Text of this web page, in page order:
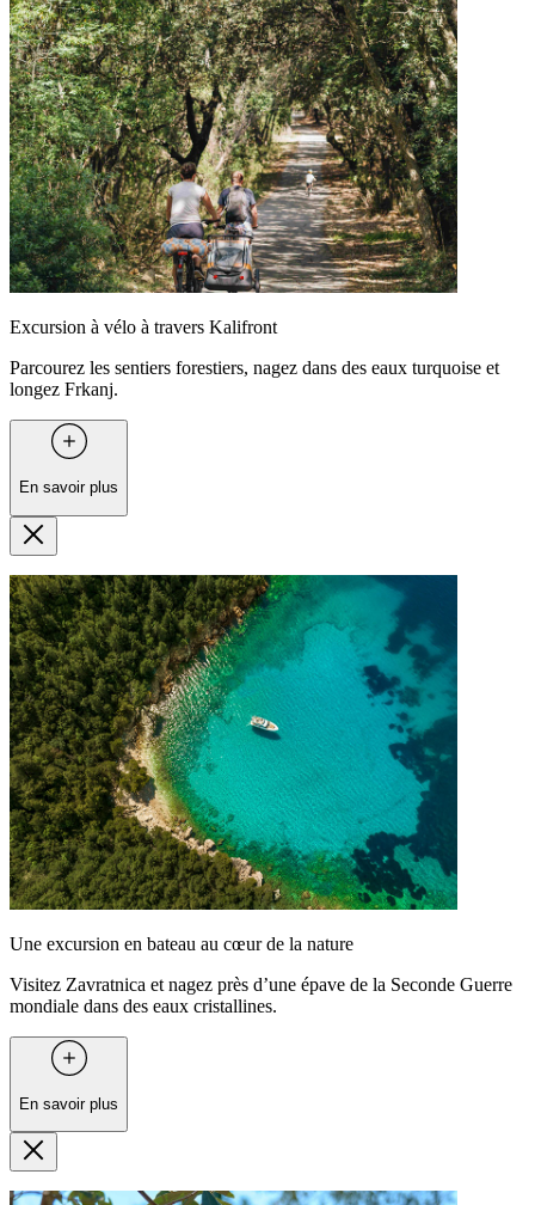
Excursion à vélo à travers Kalifront
Parcourez les sentiers forestiers, nagez dans des eaux turquoise et
longez Frkanj.
En savoir plus
Une excursion en bateau au cœur de la nature
Visitez Zavratnica et nagez près d’une épave de la Seconde Guerre
mondiale dans des eaux cristallines.
En savoir plus